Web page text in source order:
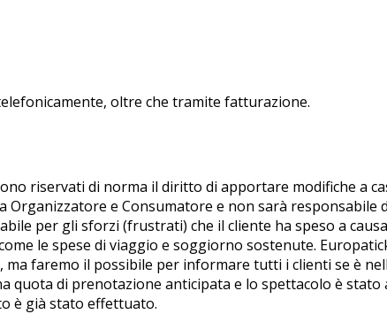
oltre che tramite fatturazione.
riservati di norma il diritto di apportare modifiche a
e Consumatore e non sarà
per gli sforzi (frustrati) che il cliente ha speso a
le spese di viaggio e soggiorno sostenute.
faremo il possibile per informare tutti i clienti se è
quota di prenotazione anticipata e lo spettacolo è
è già stato effettuato.